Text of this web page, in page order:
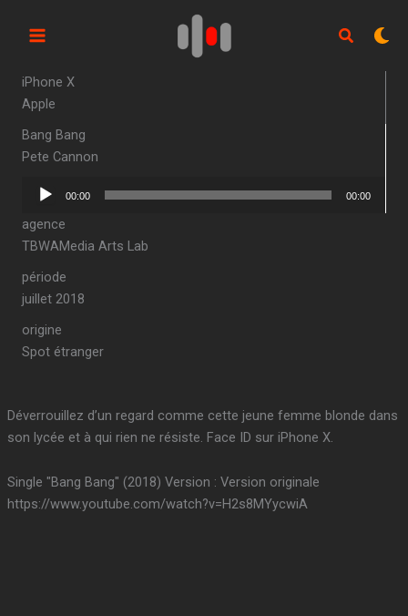
iPhone X
Apple
Bang Bang
Pete Cannon
Lecteur
00:00 00:00
agence
TBWAMedia Arts Lab
période
juillet 2018
origine
Spot étranger
Déverrouillez d’un regard comme cette jeune femme blonde dans
son lycée et à qui rien ne résiste. Face ID sur iPhone X.
Single "Bang Bang" (2018) Version : Version originale
https://www.youtube.com/watch?v=H2s8MYycwiA